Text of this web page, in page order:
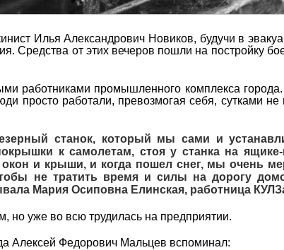
Илья Александрович Новиков, будучи в
Средства от этих вечеров пошли на постройку
работниками промышленного комплекса
просто работали, превозмогая себя, сутками не
станок, который мы сами и
к самолетам, стоя у станка на ящике-
и крыши, и когда пошел снег, мы очень
не тратить время и силы на дорогу
Мария Осиповна Елинская, работница
но уже во всю трудилась на предприятии.
Алексей Федорович Мальцев вспоминал: